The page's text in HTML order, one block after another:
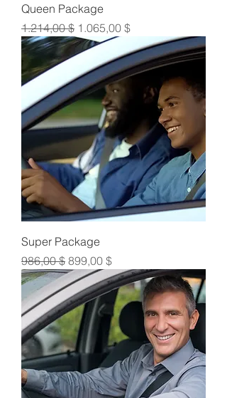
Queen Package
Κανονική τιμή
1.214,00 $ Τιμή Έκπτωσης
1.065,00 $
Super Package
Κανονική τιμή
986,00 $ Τιμή Έκπτωσης
899,00 $